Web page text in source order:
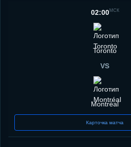
02:00МСК
Toronto
VS
Montréal
Карточка матча